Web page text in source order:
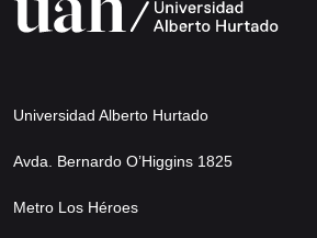
Universidad Alberto Hurtado
Avda. Bernardo O’Higgins 1825
Metro Los Héroes